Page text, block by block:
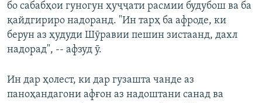
бо сабабҳои гуногун ҳуҷҷати расмии будубош ва ба
қайдгириро надоранд. "Ин тарҳ ба афроде, ки
берун аз ҳудуди Шӯравии пешин зистаанд, дахл
надорад", -- афзуд ӯ.
Ин дар ҳолест, ки дар гузашта чанде аз
паноҳандагони афғон аз надоштани санад ва